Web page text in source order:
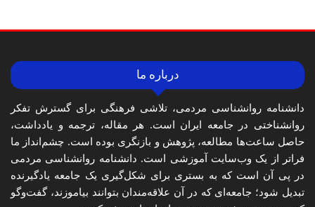
درباره ما
دانشنامه روانشناسی مردمی، تلاشی فرهنگی برای گسترش تفکر
روانشناختی در جامعه ایران است. هر مقاله، ترجمه و یادداشت،
حاصل ساعت‌ها مطالعه، پژوهش و بازنگری بوده است. چشم‌انداز ما
فراتر از یک وب‌سایت آموزشی است. دانشنامه روانشناسی مردمی
در پی آن است که به بستری برای شکل‌گیری یک جامعه یادگیرنده
تبدیل شود؛ جامعه‌ای که در آن علاقه‌مندان بتوانند بیاموزند، گفت‌وگو